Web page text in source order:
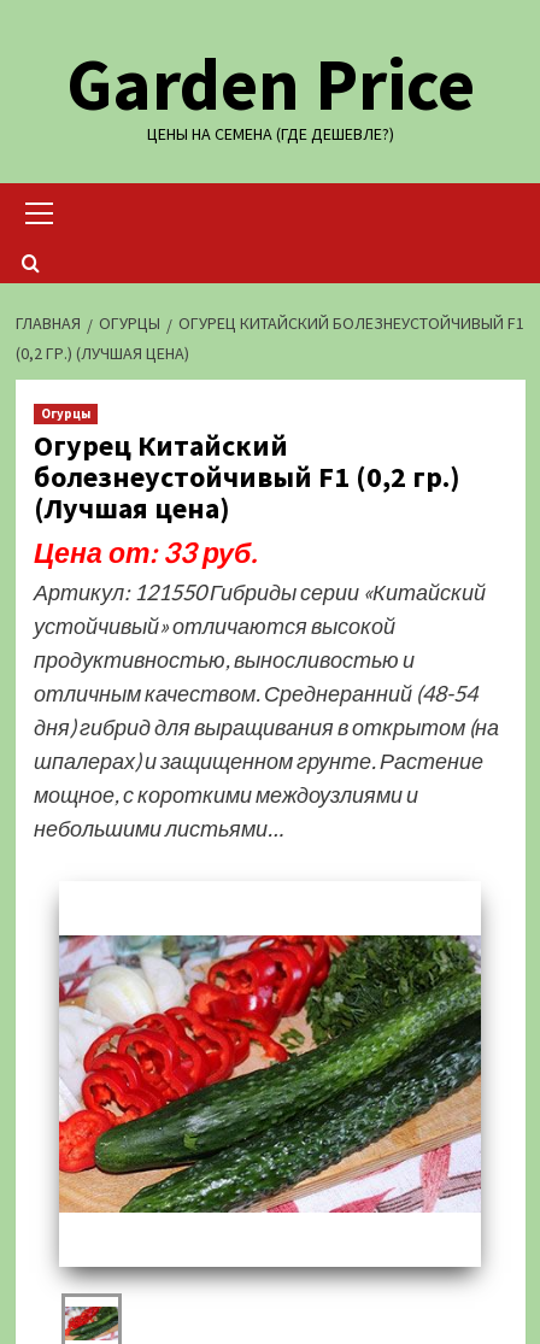
содержимомуGarden Price
ЦЕНЫ НА СЕМЕНА (ГДЕ ДЕШЕВЛЕ?)
меню
ГЛАВНАЯ ОГУРЦЫ
ОГУРЕЦ КИТАЙСКИЙ БОЛЕЗНЕУСТОЙЧИВЫЙ F1
(0,2 ГР.) (ЛУЧШАЯ ЦЕНА)
Огурцы
Огурец Китайский
болезнеустойчивый F1 (0,2 гр.)
(Лучшая цена)
Цена от: 33 руб.
Артикул: 121550 Гибриды серии «Китайский
устойчивый» отличаются высокой
продуктивностью, выносливостью и
отличным качеством. Среднеранний (48-54
дня) гибрид для выращивания в открытом (на
шпалерах) и защищенном грунте. Растение
мощное, с короткими междоузлиями и
небольшими листьями…